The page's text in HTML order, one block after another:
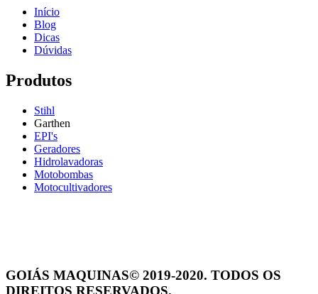
Início
Blog
Dicas
Dúvidas
Produtos
Stihl
Garthen
EPI's
Geradores
Hidrolavadoras
Motobombas
Motocultivadores
GOIÁS MAQUINAS© 2019-2020. TODOS OS